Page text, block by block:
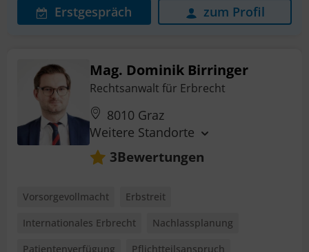
Erstgespräch zum Profil
Mag. Dominik Birringer
Rechtsanwalt für Erbrecht
8010 Graz
Weitere Standorte
3Bewertungen
Vorsorgevollmacht
Erbstreit
Internationales Erbrecht
Nachlassplanung
Patientenverfügung
Pflichtteilsanspruch